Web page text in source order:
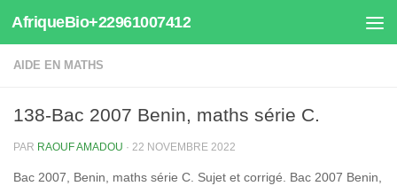
Au dessous du contenu
AfriqueBio+22961007412
AIDE EN MATHS
138-Bac 2007 Benin, maths série C.
PAR RAOUF AMADOU · 22 NOVEMBRE 2022
Bac 2007, Benin, maths série C. Sujet et corrigé. Bac 2007 Benin,